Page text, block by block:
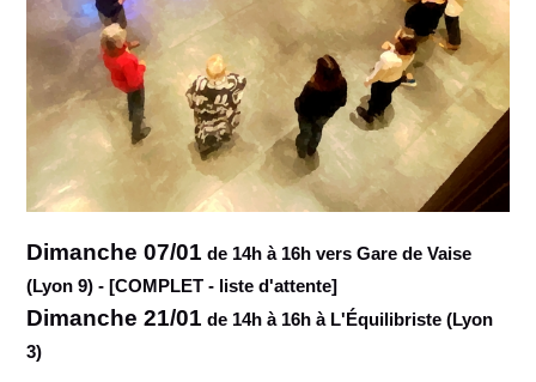
Dimanche 07/01 de 14h à 16h vers Gare de Vaise
(Lyon 9) - [COMPLET - liste d'attente]
Dimanche 21/01 de 14h à 16h à L'Équilibriste (Lyon
3)